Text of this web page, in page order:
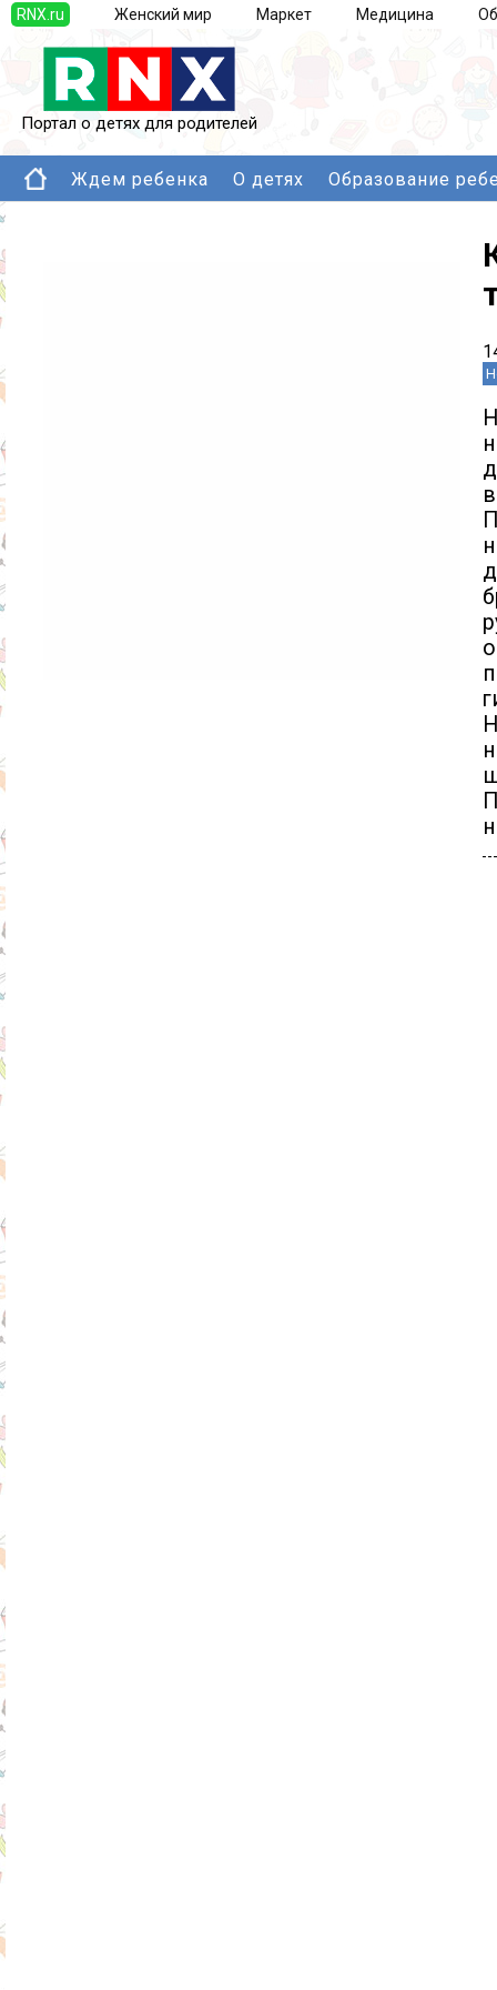
RNX.ru Женский мир Маркет Медицина
Портал о детях для родителей
Ждем ребенка О детях Образование